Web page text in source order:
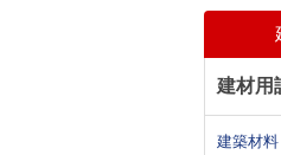
建材用
建築材料